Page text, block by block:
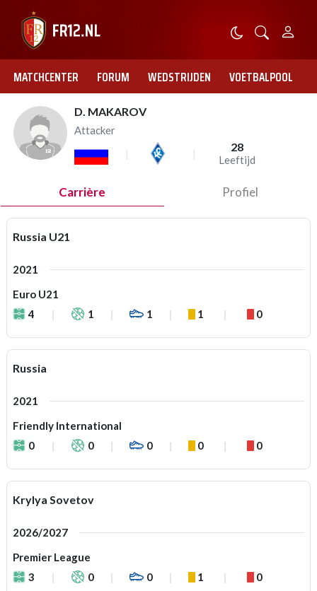
MATCHCENTER FORUM WEDSTRIJDEN VOETBALPOOL
D. MAKAROV
Attacker
28
Leeftijd
Carrière Profiel
Russia U21
2021
Euro U21
4
1 1 1 0
Russia
2021
Friendly International
0
0 0 0 0
Krylya Sovetov
2026/2027
Premier League
3
0 0 1 0